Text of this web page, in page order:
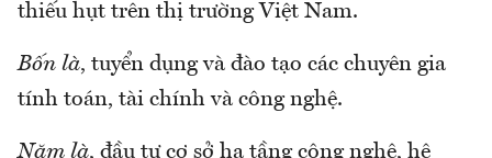
thiếu hụt trên thị trường Việt Nam.
Bốn là, tuyển dụng và đào tạo các chuyên gia
tính toán, tài chính và công nghệ.
Năm là, đầu tư cơ sở hạ tầng công nghệ, hệ